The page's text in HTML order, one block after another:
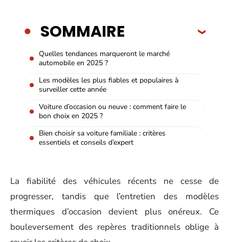
SOMMAIRE
Quelles tendances marqueront le marché
automobile en 2025 ?
Les modèles les plus fiables et populaires à
surveiller cette année
Voiture d’occasion ou neuve : comment faire le
bon choix en 2025 ?
Bien choisir sa voiture familiale : critères
essentiels et conseils d’expert
La fiabilité des véhicules récents ne cesse de
progresser, tandis que l’entretien des modèles
thermiques d’occasion devient plus onéreux. Ce
bouleversement des repères traditionnels oblige à